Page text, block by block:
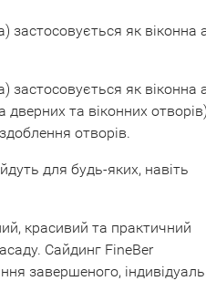
як віконна
як віконна
та віконних
отворів.
для будь-яких, навіть
красивий та практичний
Сайдинг FineBer
завершеного,